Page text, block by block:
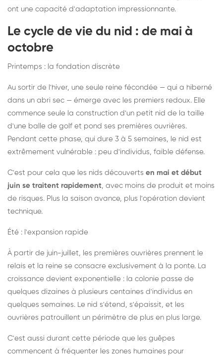
ont une capacité d'adaptation impressionnante.
Le cycle de vie du nid : de mai à
octobre
Printemps : la fondation discrète
Au sortir de l'hiver, une seule reine fécondée — qui a hiberné
dans un abri sec — émerge avec les premiers redoux. Elle
commence seule la construction d'un petit nid de la taille
d'une balle de golf et pond ses premières ouvrières.
Pendant cette phase, qui dure 3 à 5 semaines, le nid est
extrêmement vulnérable : peu d'individus, faible défense.
C'est pour cela que les nids découverts en mai et début
juin se traitent rapidement, avec moins de produit et moins
de risques. Plus la saison avance, plus l'opération devient
technique.
Été : l'expansion rapide
À partir de juin-juillet, les premières ouvrières prennent le
relais et la reine se consacre exclusivement à la ponte. La
croissance devient exponentielle : la colonie passe de
quelques dizaines à plusieurs centaines d'individus en
quelques semaines. Le nid s'étend, s'épaissit, et les
ouvrières patrouillent un périmètre de plus en plus large.
C'est aussi durant cette période que les guêpes
commencent à fréquenter les zones humaines pour